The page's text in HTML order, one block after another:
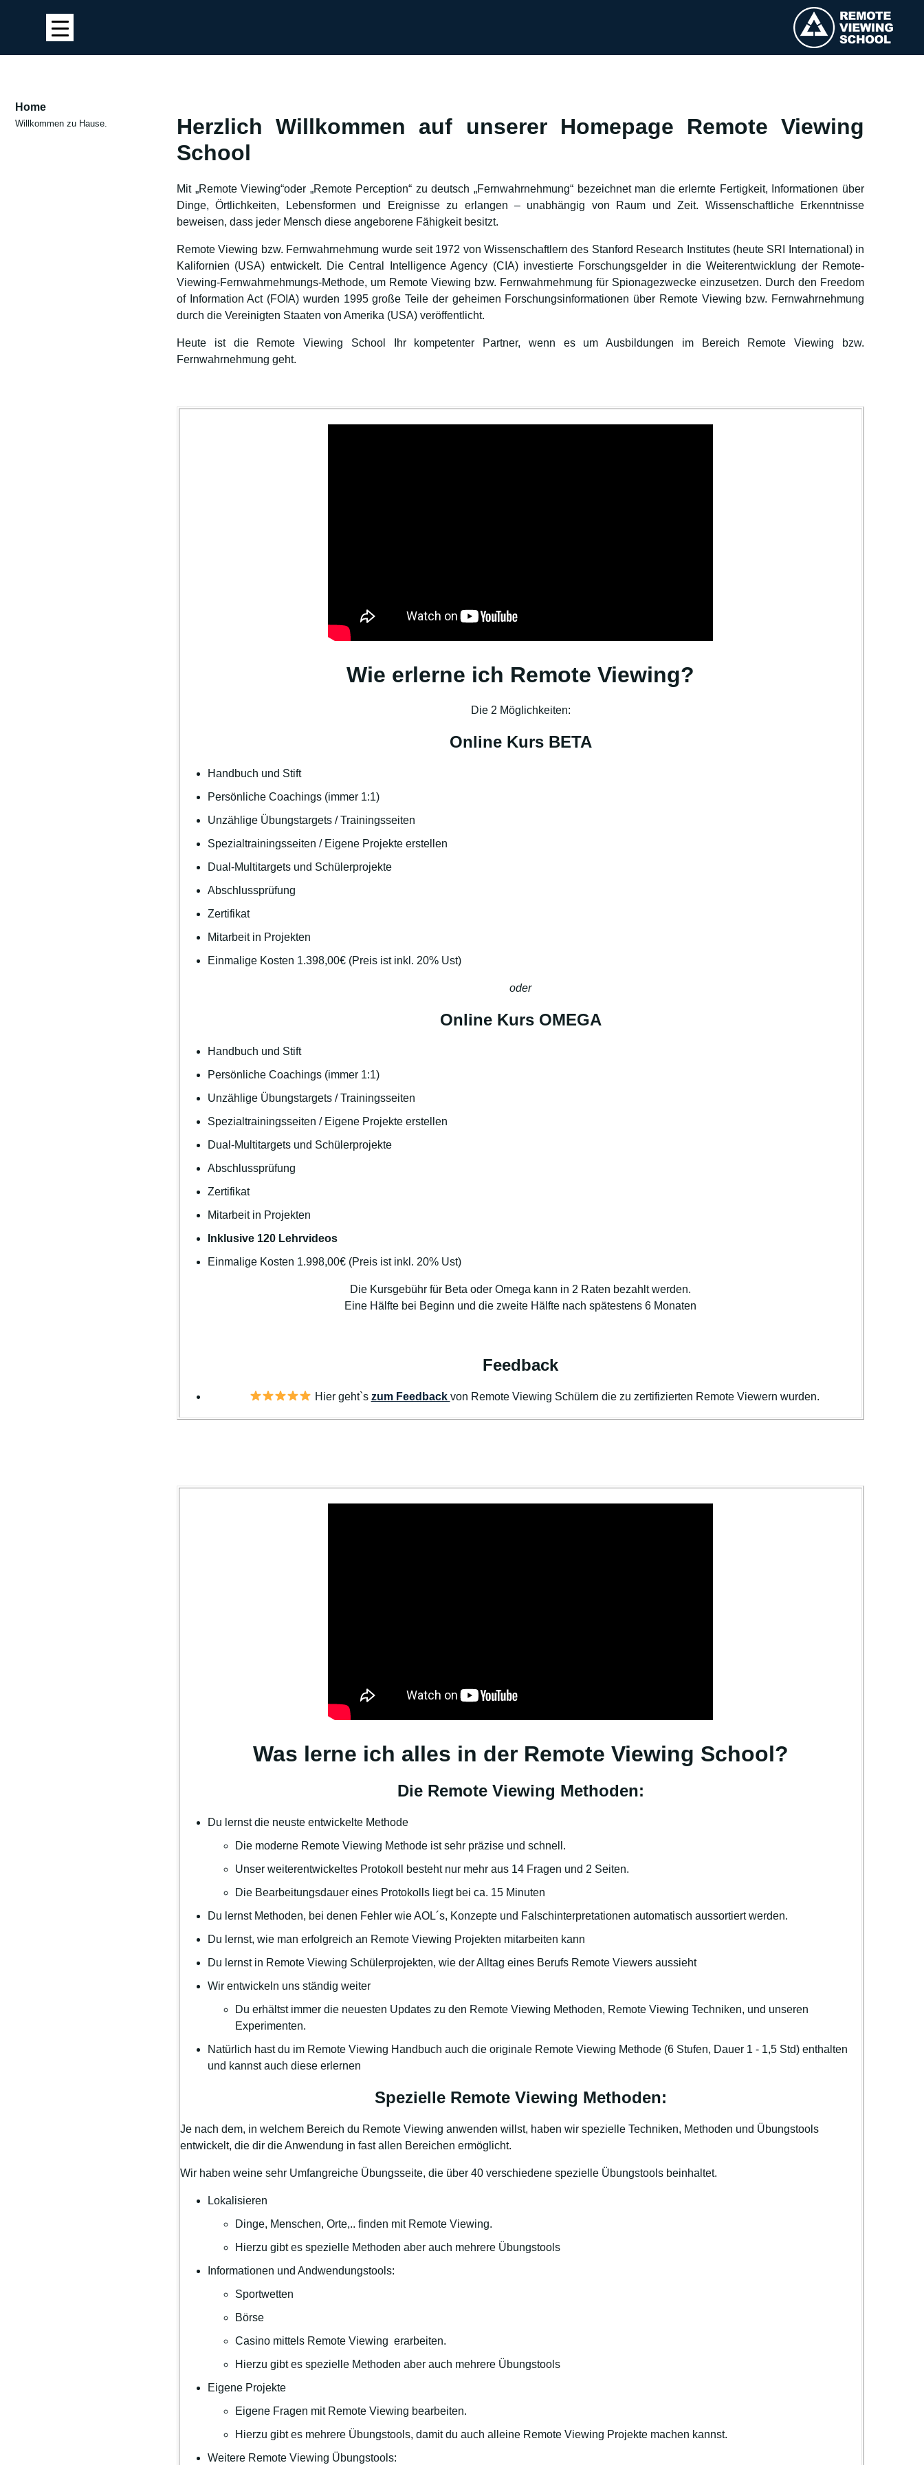
Home
Willkommen zu Hause.
Herzlich Willkommen auf unserer Homepage Remote Viewing
School
Mit „Remote Viewing“oder „Remote Perception“ zu deutsch „Fernwahrnehmung“ bezeichnet man die erlernte Fertigkeit, Informationen über
Dinge, Örtlichkeiten, Lebensformen und Ereignisse zu erlangen – unabhängig von Raum und Zeit. Wissenschaftliche Erkenntnisse
beweisen, dass jeder Mensch diese angeborene Fähigkeit besitzt.
Remote Viewing bzw. Fernwahrnehmung wurde seit 1972 von Wissenschaftlern des Stanford Research Institutes (heute SRI International) in
Kalifornien (USA) entwickelt. Die Central Intelligence Agency (CIA) investierte Forschungsgelder in die Weiterentwicklung der Remote-
Viewing-Fernwahrnehmungs-Methode, um Remote Viewing bzw. Fernwahrnehmung für Spionagezwecke einzusetzen. Durch den Freedom
of Information Act (FOIA) wurden 1995 große Teile der geheimen Forschungsinformationen über Remote Viewing bzw. Fernwahrnehmung
durch die Vereinigten Staaten von Amerika (USA) veröffentlicht.
Heute ist die Remote Viewing School Ihr kompetenter Partner, wenn es um Ausbildungen im Bereich Remote Viewing bzw.
Fernwahrnehmung geht.
Wie erlerne ich Remote Viewing?
Die 2 Möglichkeiten:
Online Kurs BETA
Handbuch und Stift
Persönliche Coachings (immer 1:1)
Unzählige Übungstargets / Trainingsseiten
Spezialtrainingsseiten / Eigene Projekte erstellen
Dual-Multitargets und Schülerprojekte
Abschlussprüfung
Zertifikat
Mitarbeit in Projekten
Einmalige Kosten 1.398,00€ (Preis ist inkl. 20% Ust)
oder
Online Kurs OMEGA
Handbuch und Stift
Persönliche Coachings (immer 1:1)
Unzählige Übungstargets / Trainingsseiten
Spezialtrainingsseiten / Eigene Projekte erstellen
Dual-Multitargets und Schülerprojekte
Abschlussprüfung
Zertifikat
Mitarbeit in Projekten
Inklusive 120 Lehrvideos
Einmalige Kosten 1.998,00€ (Preis ist inkl. 20% Ust)
Die Kursgebühr für Beta oder Omega kann in 2 Raten bezahlt werden.
Eine Hälfte bei Beginn und die zweite Hälfte nach spätestens 6 Monaten
Feedback
Hier geht`s zum Feedback von Remote Viewing Schülern die zu zertifizierten Remote Viewern wurden.
Was lerne ich alles in der Remote Viewing School?
Die Remote Viewing Methoden:
Du lernst die neuste entwickelte Methode
Die moderne Remote Viewing Methode ist sehr präzise und schnell.
Unser weiterentwickeltes Protokoll besteht nur mehr aus 14 Fragen und 2 Seiten.
Die Bearbeitungsdauer eines Protokolls liegt bei ca. 15 Minuten
Du lernst Methoden, bei denen Fehler wie AOL´s, Konzepte und Falschinterpretationen automatisch aussortiert werden.
Du lernst, wie man erfolgreich an Remote Viewing Projekten mitarbeiten kann
Du lernst in Remote Viewing Schülerprojekten, wie der Alltag eines Berufs Remote Viewers aussieht
Wir entwickeln uns ständig weiter
Du erhältst immer die neuesten Updates zu den Remote Viewing Methoden, Remote Viewing Techniken, und unseren
Experimenten.
Natürlich hast du im Remote Viewing Handbuch auch die originale Remote Viewing Methode (6 Stufen, Dauer 1 - 1,5 Std) enthalten
und kannst auch diese erlernen
Spezielle Remote Viewing Methoden:
Je nach dem, in welchem Bereich du Remote Viewing anwenden willst, haben wir spezielle Techniken, Methoden und Übungstools
entwickelt, die dir die Anwendung in fast allen Bereichen ermöglicht.
Wir haben weine sehr Umfangreiche Übungsseite, die über 40 verschiedene spezielle Übungstools beinhaltet.
Lokalisieren
Dinge, Menschen, Orte,.. finden mit Remote Viewing.
Hierzu gibt es spezielle Methoden aber auch mehrere Übungstools
Informationen und Andwendungstools:
Sportwetten
Börse
Casino mittels Remote Viewing erarbeiten.
Hierzu gibt es spezielle Methoden aber auch mehrere Übungstools
Eigene Projekte
Eigene Fragen mit Remote Viewing bearbeiten.
Hierzu gibt es mehrere Übungstools, damit du auch alleine Remote Viewing Projekte machen kannst.
Weitere Remote Viewing Übungstools: